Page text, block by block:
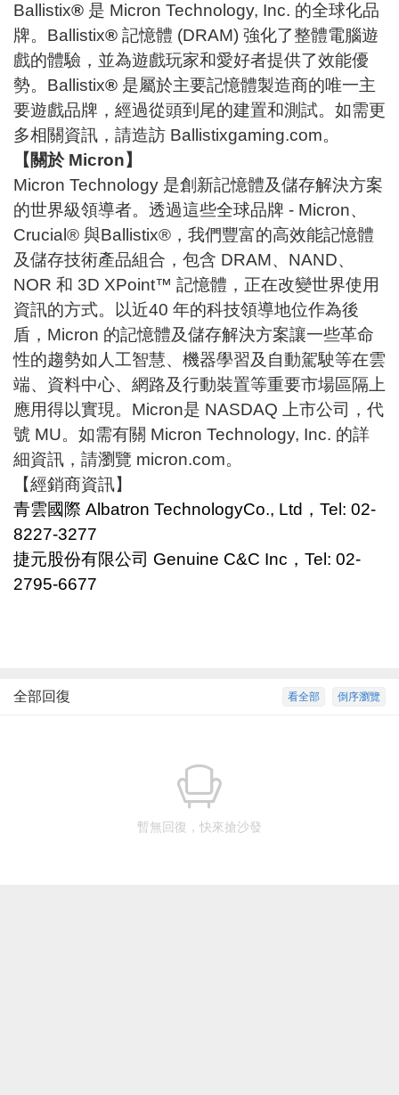
Ballistix® 是 Micron Technology, Inc. 的全球化品
牌。Ballistix® 記憶體 (DRAM) 強化了整體電腦遊
戲的體驗，並為遊戲玩家和愛好者提供了效能優
勢。Ballistix® 是屬於主要記憶體製造商的唯一主
要遊戲品牌，經過從頭到尾的建置和測試。如需更
多相關資訊，請造訪 Ballistixgaming.com。
【關於 Micron】
Micron Technology 是創新記憶體及儲存解決方案
的世界級領導者。透過這些全球品牌 - Micron、
Crucial® 與Ballistix®，我們豐富的高效能記憶體
及儲存技術產品組合，包含 DRAM、NAND、
NOR 和 3D XPoint™ 記憶體，正在改變世界使用
資訊的方式。以近40 年的科技領導地位作為後
盾，Micron 的記憶體及儲存解決方案讓一些革命
性的趨勢如人工智慧、機器學習及自動駕駛等在雲
端、資料中心、網路及行動裝置等重要市場區隔上
應用得以實現。Micron是 NASDAQ 上市公司，代
號 MU。如需有關 Micron Technology, Inc. 的詳
細資訊，請瀏覽 micron.com。
【經銷商資訊】
青雲國際 Albatron TechnologyCo., Ltd，Tel: 02-
8227-3277
捷元股份有限公司 Genuine C&C Inc，Tel: 02-
2795-6677
倒序瀏覽
看全部
全部回復
暫無回復，快來搶沙發